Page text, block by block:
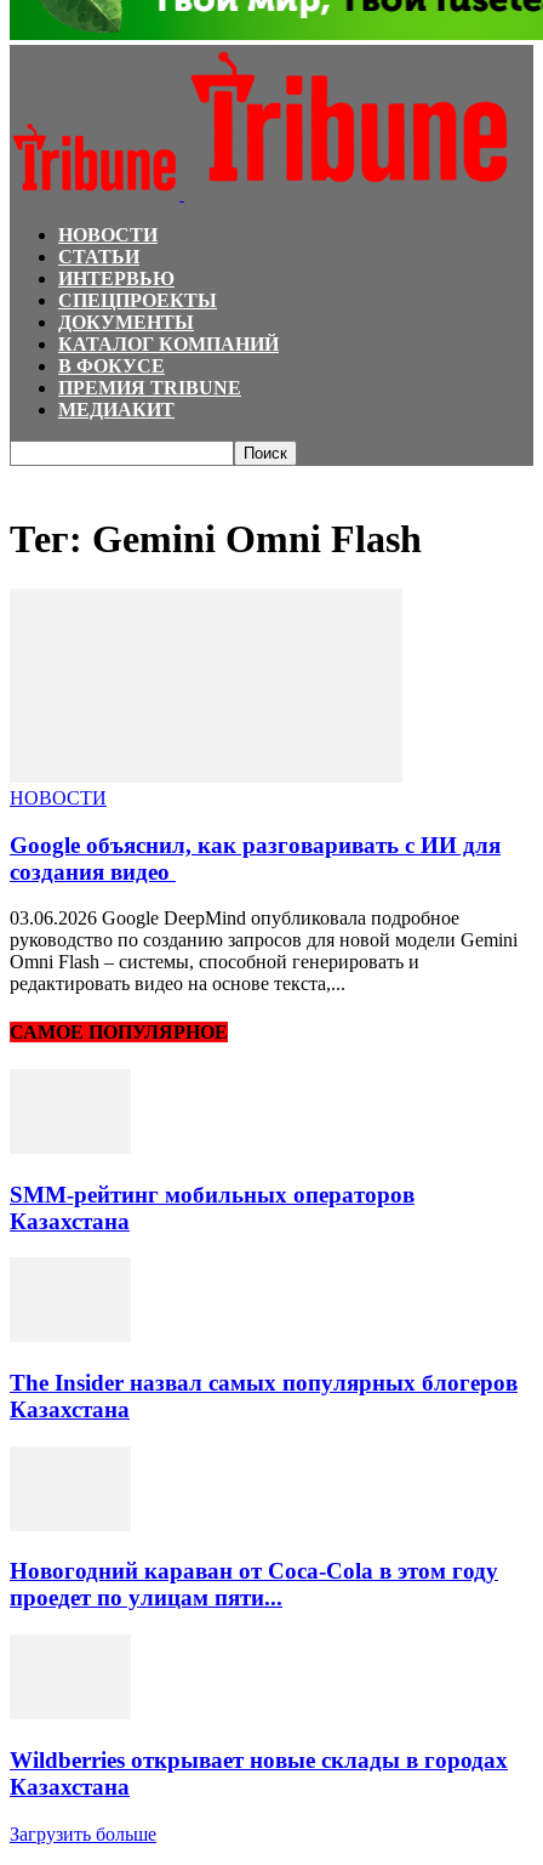
НОВОСТИ
СТАТЬИ
ИНТЕРВЬЮ
СПЕЦПРОЕКТЫ
ДОКУМЕНТЫ
КАТАЛОГ КОМПАНИЙ
В ФОКУСЕ
ПРЕМИЯ TRIBUNE
МЕДИАКИТ
Тег: Gemini Omni Flash
НОВОСТИ
Google объяснил, как разговаривать с ИИ для
создания видео
03.06.2026 Google DeepMind опубликовала подробное
руководство по созданию запросов для новой модели Gemini
Omni Flash – системы, способной генерировать и
редактировать видео на основе текста,...
САМОЕ ПОПУЛЯРНОЕ
SMM-рейтинг мобильных операторов
Казахстана
The Insider назвал самых популярных блогеров
Казахстана
Новогодний караван от Coca-Cola в этом году
проедет по улицам пяти...
Wildberries открывает новые склады в городах
Казахстана
Загрузить больше